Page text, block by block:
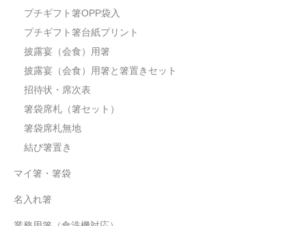
プチギフト箸OPP袋入
プチギフト箸台紙プリント
披露宴（会食）用箸
披露宴（会食）用箸と箸置きセット
招待状・席次表
箸袋席札（箸セット）
箸袋席札無地
結び箸置き
マイ箸・箸袋
名入れ箸